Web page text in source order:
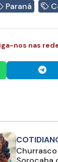
Paraná
nos nas